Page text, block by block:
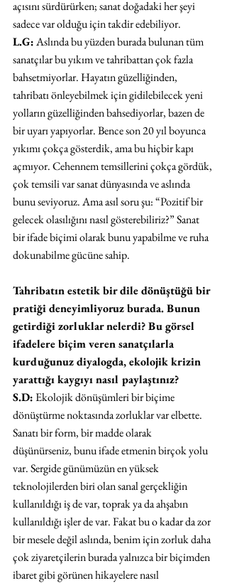
açısını sürdürürken; sanat doğadaki her şeyi
sadece var olduğu için takdir edebiliyor.
L.G: Aslında bu yüzden burada bulunan tüm
sanatçılar bu yıkım ve tahribattan çok fazla
bahsetmiyorlar. Hayatın güzelliğinden,
tahribatı önleyebilmek için gidilebilecek yeni
yolların güzelliğinden bahsediyorlar, bazen de
bir uyarı yapıyorlar. Bence son 20 yıl boyunca
yıkımı çokça gösterdik, ama bu hiçbir kapı
açmıyor. Cehennem temsillerini çokça gördük,
çok temsili var sanat dünyasında ve aslında
bunu seviyoruz. Ama asıl soru şu: “Pozitif bir
gelecek olasılığını nasıl gösterebiliriz?” Sanat
bir ifade biçimi olarak bunu yapabilme ve ruha
dokunabilme gücüne sahip.
Tahribatın estetik bir dile dönüştüğü bir
pratiği deneyimliyoruz burada. Bunun
getirdiği zorluklar nelerdi? Bu görsel
ifadelere biçim veren sanatçılarla
kurduğunuz diyalogda, ekolojik krizin
yarattığı kaygıyı nasıl paylaştınız?
S.D: Ekolojik dönüşümleri bir biçime
dönüştürme noktasında zorluklar var elbette.
Sanatı bir form, bir madde olarak
düşünürseniz, bunu ifade etmenin birçok yolu
var. Sergide günümüzün en yüksek
teknolojilerden biri olan sanal gerçekliğin
kullanıldığı iş de var, toprak ya da ahşabın
kullanıldığı işler de var. Fakat bu o kadar da zor
bir mesele değil aslında, benim için zorluk daha
çok ziyaretçilerin burada yalnızca bir biçimden
ibaret gibi görünen hikayelere nasıl